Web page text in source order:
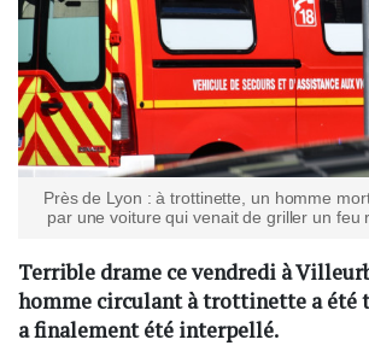
Près de Lyon : à trottinette, un homme
par une voiture qui venait de griller un feu
Terrible drame ce vendredi à
homme circulant à trottinette a été
a finalement été interpellé.